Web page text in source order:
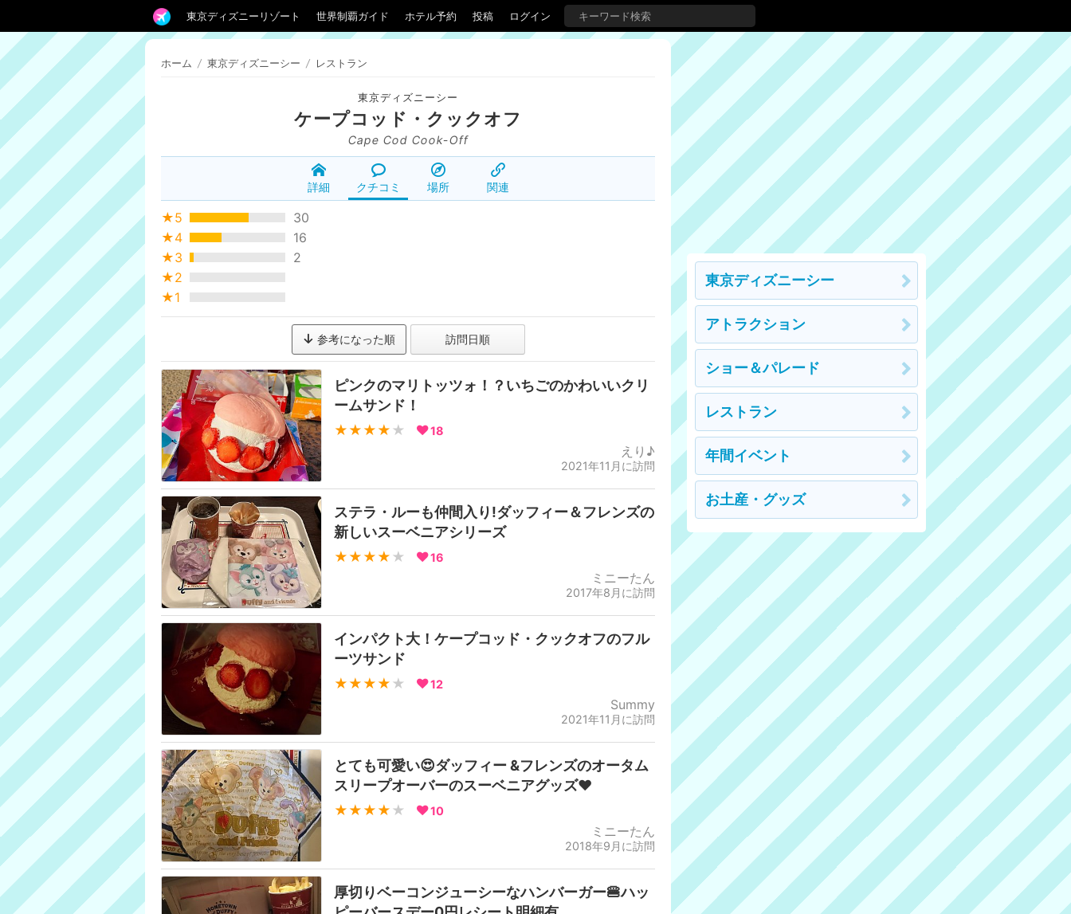
東京ディズニーリゾート 世界制覇ガイド ホテル予約 投稿 ログイン
ホーム / 東京ディズニーシー / レストラン
東京ディズニーシー
ケープコッド・クックオフ
Cape Cod Cook-Off
詳細 クチコミ 場所 関連
★5
30
★4
16
★3
2
★2
★1
参考になった順 訪問日順
ピンクのマリトッツォ！？いちごのかわいいクリ
ームサンド！
★★★★ ★ 18
えり♪
2021年11月に訪問
ステラ・ルーも仲間入り!ダッフィー＆フレンズの
新しいスーベニアシリーズ
★★★★ ★ 16
ミニーたん
2017年8月に訪問
インパクト大！ケープコッド・クックオフのフル
ーツサンド
★★★★ ★ 12
Summy
2021年11月に訪問
とても可愛い😍ダッフィー &フレンズのオータム
スリープオーバーのスーベニアグッズ❤️
★★★★ ★ 10
ミニーたん
2018年9月に訪問
厚切りベーコンジューシーなハンバーガー🍔ハッ
東京ディズニーシー
アトラクション
ショー＆パレード
レストラン
年間イベント
お土産・グッズ